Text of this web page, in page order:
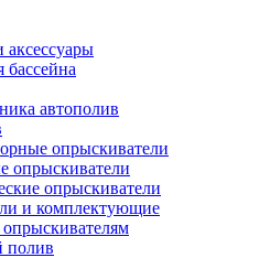
аксессуары
бассейна
автополив
опрыскиватели
опрыскиватели
опрыскиватели
и комплектующие
опрыскивателям
полив